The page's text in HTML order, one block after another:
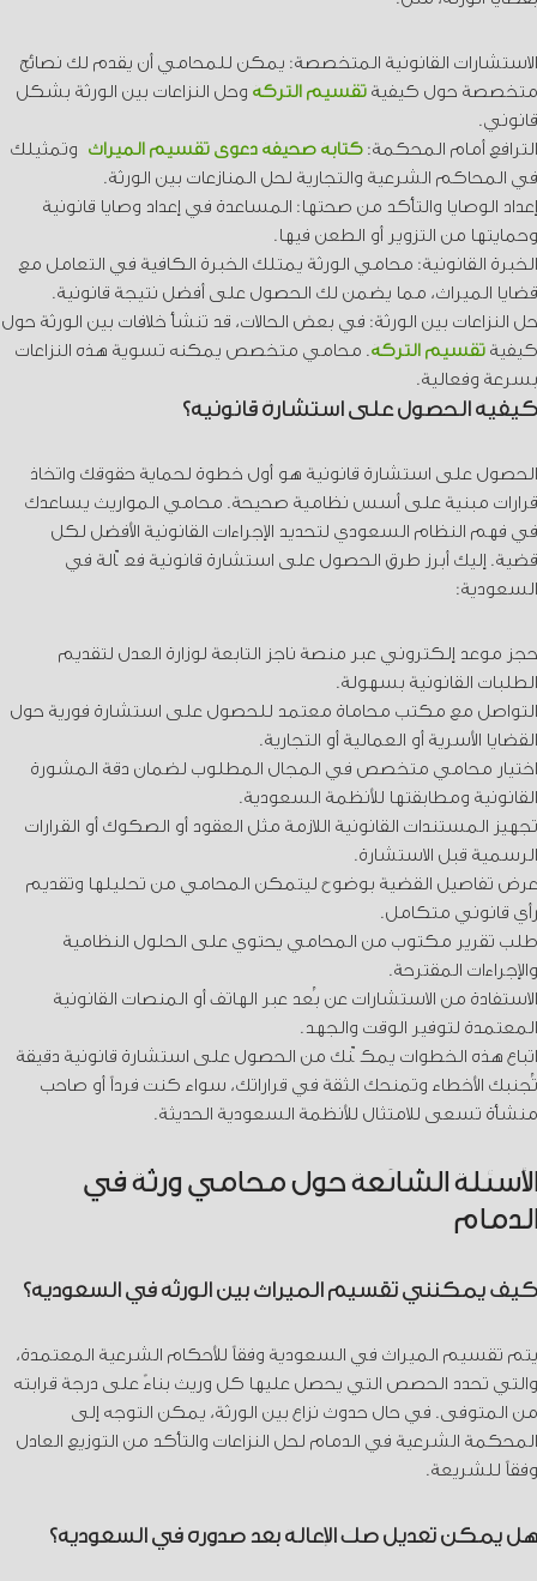
الاستشارات القانونية المتخصصة: يمكن للمحامي أن يقدم لك نصائح
متخصصة حول كيفيةتقسيم التركة وحل النزاعات بين الورثة بشكل
قانوني.
الترافع أمام المحكمة:كتابة صحيفة دعوى تقسيم الميراث وتمثيلك
في المحاكم الشرعية والتجارية لحل المنازعات بين الورثة.
إعداد الوصايا والتأكد من صحتها: المساعدة في إعداد وصايا قانونية
وحمايتها من التزوير أو الطعن فيها.
الخبرة القانونية: محامي الورثة يمتلك الخبرة الكافية في التعامل مع
قضايا الميراث، مما يضمن لك الحصول على أفضل نتيجة قانونية.
حل النزاعات بين الورثة: في بعض الحالات، قد تنشأ خلافات بين الورثة حول
كيفيةتقسيم التركة. محامي متخصص يمكنه تسوية هذه النزاعات
بسرعة وفعالية.
كيفية الحصول على استشارة قانونية؟
الحصول على استشارة قانونية هو أول خطوة لحماية حقوقك واتخاذ
قرارات مبنية على أسس نظامية صحيحة. محامي المواريث يساعدك
في فهم النظام السعودي لتحديد الإجراءات القانونية الأفضل لكل
قضية. إليك أبرز طرق الحصول على استشارة قانونية فعّالة في
السعودية:
حجز موعد إلكتروني عبر منصة ناجز التابعة لوزارة العدل لتقديم
الطلبات القانونية بسهولة.
التواصل مع مكتب محاماة معتمد للحصول على استشارة فورية حول
القضايا الأسرية أو العمالية أو التجارية.
اختيار محامي متخصص في المجال المطلوب لضمان دقة المشورة
القانونية ومطابقتها للأنظمة السعودية.
تجهيز المستندات القانونية اللازمة مثل العقود أو الصكوك أو القرارات
الرسمية قبل الاستشارة.
عرض تفاصيل القضية بوضوح ليتمكن المحامي من تحليلها وتقديم
رأي قانوني متكامل.
طلب تقرير مكتوب من المحامي يحتوي على الحلول النظامية
والإجراءات المقترحة.
الاستفادة من الاستشارات عن بُعد عبر الهاتف أو المنصات القانونية
المعتمدة لتوفير الوقت والجهد.
اتباع هذه الخطوات يمكّنك من الحصول على استشارة قانونية دقيقة
تُجنبك الأخطاء وتمنحك الثقة في قراراتك، سواء كنت فرداً أو صاحب
منشأة تسعى للامتثال للأنظمة السعودية الحديثة.
الأسئلة الشائعة حول محامي ورثة في
الدمام
كيف يمكنني تقسيم الميراث بين الورثة في السعودية؟
يتم تقسيم الميراث في السعودية وفقاً للأحكام الشرعية المعتمدة،
والتي تحدد الحصص التي يحصل عليها كل وريث بناءً على درجة قرابته
من المتوفى. في حال حدوث نزاع بين الورثة، يمكن التوجه إلى
المحكمة الشرعية في الدمام لحل النزاعات والتأكد من التوزيع العادل
وفقاً للشريعة.
هل يمكن تعديل صك الإعالة بعد صدوره في السعودية؟